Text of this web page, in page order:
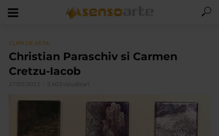
CLIPA DE ARTA
Christian Paraschiv si Carmen
Cretzu-Iacob
27/05/2011 3.603 vizualizari